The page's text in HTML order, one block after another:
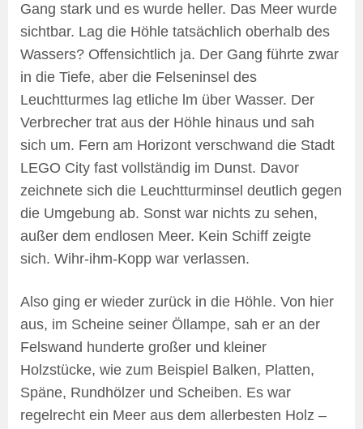
Gang stark und es wurde heller. Das Meer wurde
sichtbar. Lag die Höhle tatsächlich oberhalb des
Wassers? Offensichtlich ja. Der Gang führte zwar
in die Tiefe, aber die Felseninsel des
Leuchtturmes lag etliche lm über Wasser. Der
Verbrecher trat aus der Höhle hinaus und sah
sich um. Fern am Horizont verschwand die Stadt
LEGO City fast vollständig im Dunst. Davor
zeichnete sich die Leuchtturminsel deutlich gegen
die Umgebung ab. Sonst war nichts zu sehen,
außer dem endlosen Meer. Kein Schiff zeigte
sich. Wihr-ihm-Kopp war verlassen.
Also ging er wieder zurück in die Höhle. Von hier
aus, im Scheine seiner Öllampe, sah er an der
Felswand hunderte großer und kleiner
Holzstücke, wie zum Beispiel Balken, Platten,
Späne, Rundhölzer und Scheiben. Es war
regelrecht ein Meer aus dem allerbesten Holz –